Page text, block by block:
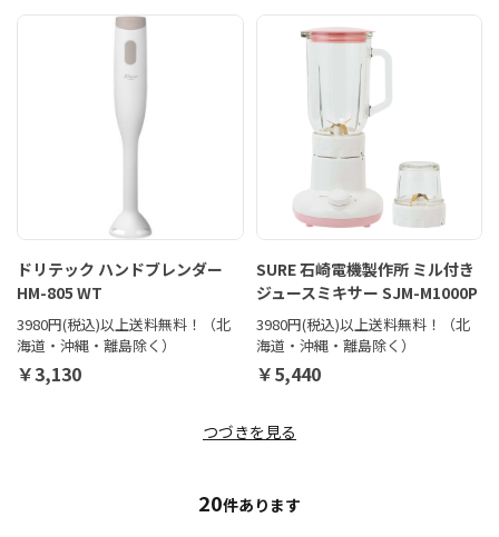
ドリテック ハンドブレンダー
HM-805 WT
3980円(税込)以上送料無料！（北
海道・沖縄・離島除く）
￥3,130
SURE 石崎電機製作所 ミル付き
ジュースミキサー SJM-M1000P
3980円(税込)以上送料無料！（北
海道・沖縄・離島除く）
￥5,440
つづきを見る
20件あります